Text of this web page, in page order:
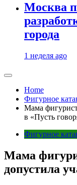
Москва
города
1 неделя ago
Home
Фигурное
Мама
в «Пусть
Фигурное
Мама
допустила